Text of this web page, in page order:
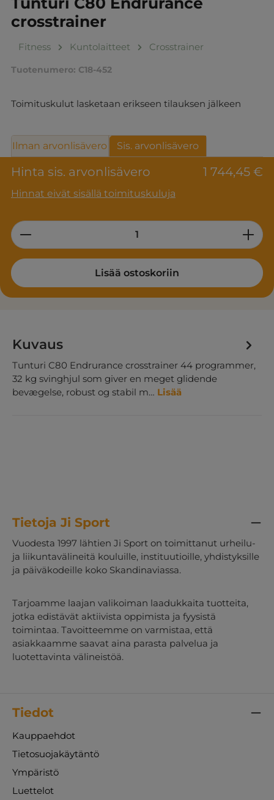
crosstrainer
Fitness Kuntolaitteet Crosstrainer
Tuotenumero: C18-452
Toimituskulut lasketaan erikseen tilauksen jälkeen
Hinta sis. arvonlisävero 1 744,45 €
Hinnat eivät sisällä toimituskuluja
Ilman arvonlisävero Sis. arvonlisävero
Product Quantity: Enter the desired
Lisää ostoskoriin
Kuvaus
Tunturi C80 Endrurance crosstrainer 44 programmer,
32 kg svinghjul som giver en meget glidende
bevægelse, robust og stabil m… Lisää
Tietoja Ji Sport
Vuodesta 1997 lähtien Ji Sport on toimittanut urheilu-
ja liikuntavälineitä kouluille, instituutioille, yhdistyksille
ja päiväkodeille koko Skandinaviassa.
Tarjoamme laajan valikoiman laadukkaita tuotteita,
jotka edistävät aktiivista oppimista ja fyysistä
toimintaa. Tavoitteemme on varmistaa, että
asiakkaamme saavat aina parasta palvelua ja
luotettavinta välineistöä.
Tiedot
Kauppaehdot
Tietosuojakäytäntö
Ympäristö
Luettelot